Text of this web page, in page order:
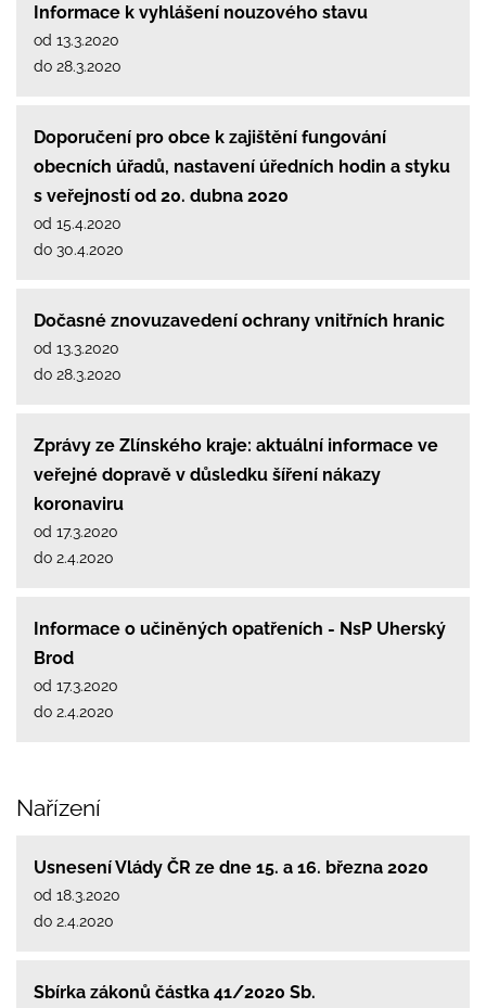
Informace k vyhlášení nouzového stavu
od 13.3.2020
do 28.3.2020
Doporučení pro obce k zajištění fungování
obecních úřadů, nastavení úředních hodin a styku
s veřejností od 20. dubna 2020
od 15.4.2020
do 30.4.2020
Dočasné znovuzavedení ochrany vnitřních hranic
od 13.3.2020
do 28.3.2020
Zprávy ze Zlínského kraje: aktuální informace ve
veřejné dopravě v důsledku šíření nákazy
koronaviru
od 17.3.2020
do 2.4.2020
Informace o učiněných opatřeních - NsP Uherský
Brod
od 17.3.2020
do 2.4.2020
Nařízení
Usnesení Vlády ČR ze dne 15. a 16. března 2020
od 18.3.2020
do 2.4.2020
Sbírka zákonů částka 41/2020 Sb.